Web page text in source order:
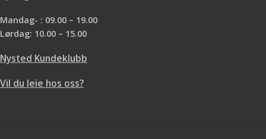
Mandag- : 09.00 – 19.00
Lørdag: 10.00 – 15.00
Nysted Kundeklubb
Vil du leie hos oss?